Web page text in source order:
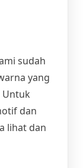
sudah
yang
Untuk
dan
lihat dan